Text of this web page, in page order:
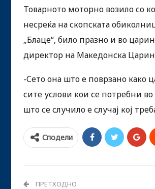
Товарното моторно возило со
несреќа на скопската
„Блаце“, било празно и во
директор на Македонска
-Сето она што е поврзано како
сите услови кои се потребни
што се случило е случај кој
Сподели
ПРЕТХОДНО